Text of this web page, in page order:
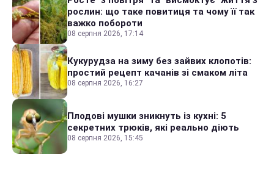
рослин: що таке повитиця та чому її так
важко побороти
08 серпня 2026, 17:14
Кукурудза на зиму без зайвих клопотів:
простий рецепт качанів зі смаком літа
08 серпня 2026, 16:27
Плодові мушки зникнуть із кухні: 5
секретних трюків, які реально діють
08 серпня 2026, 15:45